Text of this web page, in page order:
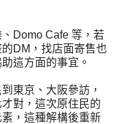
Domo Cafe 等，若
DM，找店面寄售也
這方面的事宜。
東京、大阪參訪，
對，這次原住民的
，這種解構後重新